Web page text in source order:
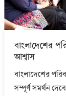
বাংলাদেশের
আশ্বাস
বাংলাদেশের
সম্পূর্ণ সমর্থন